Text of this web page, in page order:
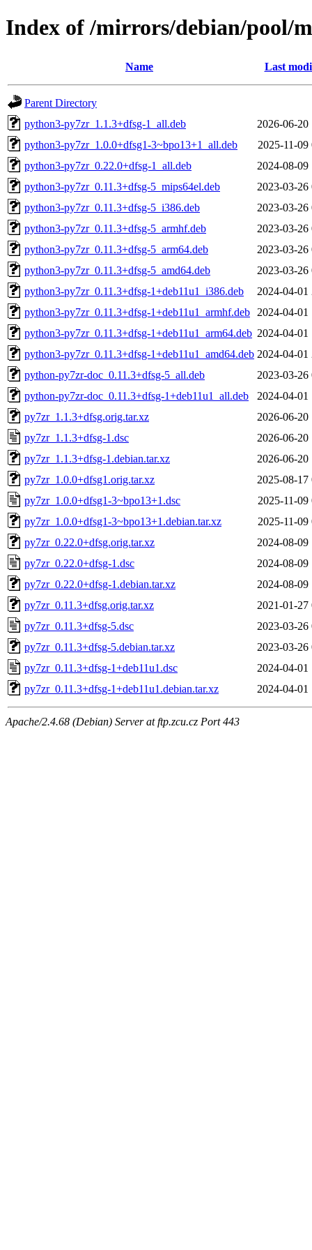
Index of /mirrors/debian/pool/
Name Last
Parent Directory
python3-py7zr_1.1.3+dfsg-1_all.deb
2026-06-20
python3-py7zr_1.0.0+dfsg1-3~bpo13+1_all.deb
2025-11-09
python3-py7zr_0.22.0+dfsg-1_all.deb
2024-08-09
python3-py7zr_0.11.3+dfsg-5_mips64el.deb
2023-03-26
python3-py7zr_0.11.3+dfsg-5_i386.deb
2023-03-26
python3-py7zr_0.11.3+dfsg-5_armhf.deb
2023-03-26
python3-py7zr_0.11.3+dfsg-5_arm64.deb
2023-03-26
python3-py7zr_0.11.3+dfsg-5_amd64.deb
2023-03-26
python3-py7zr_0.11.3+dfsg-1+deb11u1_i386.deb
2024-04-01
python3-py7zr_0.11.3+dfsg-1+deb11u1_armhf.deb
2024-04-01
python3-py7zr_0.11.3+dfsg-1+deb11u1_arm64.deb 2024-04-01
python3-py7zr_0.11.3+dfsg-1+deb11u1_amd64.deb 2024-04-01
python-py7zr-doc_0.11.3+dfsg-5_all.deb
2023-03-26
python-py7zr-doc_0.11.3+dfsg-1+deb11u1_all.deb
2024-04-01
py7zr_1.1.3+dfsg.orig.tar.xz
2026-06-20
py7zr_1.1.3+dfsg-1.dsc
2026-06-20
py7zr_1.1.3+dfsg-1.debian.tar.xz
2026-06-20
py7zr_1.0.0+dfsg1.orig.tar.xz
2025-08-17
py7zr_1.0.0+dfsg1-3~bpo13+1.dsc
2025-11-09
py7zr_1.0.0+dfsg1-3~bpo13+1.debian.tar.xz
2025-11-09
py7zr_0.22.0+dfsg.orig.tar.xz
2024-08-09
py7zr_0.22.0+dfsg-1.dsc
2024-08-09
py7zr_0.22.0+dfsg-1.debian.tar.xz
2024-08-09
py7zr_0.11.3+dfsg.orig.tar.xz
2021-01-27
py7zr_0.11.3+dfsg-5.dsc
2023-03-26
py7zr_0.11.3+dfsg-5.debian.tar.xz
2023-03-26
py7zr_0.11.3+dfsg-1+deb11u1.dsc
2024-04-01
py7zr_0.11.3+dfsg-1+deb11u1.debian.tar.xz
2024-04-01
Apache/2.4.68 (Debian) Server at ftp.zcu.cz Port 443